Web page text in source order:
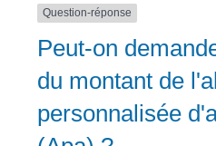
Question-réponse
Peut-on
du montant de
personnalisée